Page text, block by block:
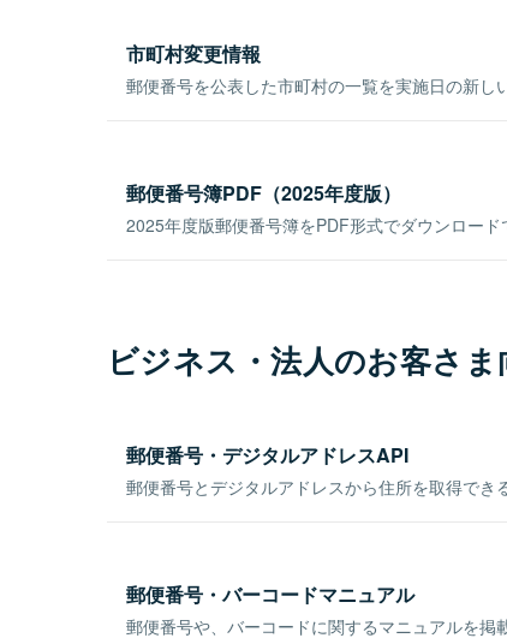
市町村変更情報
郵便番号を公表した市町村の一覧を実施日の新し
郵便番号簿PDF（2025年度版）
2025年度版郵便番号簿をPDF形式でダウンロード
ビジネス・法人のお客さま
郵便番号・デジタルアドレスAPI
郵便番号とデジタルアドレスから住所を取得でき
郵便番号・バーコードマニュアル
郵便番号や、バーコードに関するマニュアルを掲